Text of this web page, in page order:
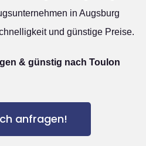
in Augsburg
und günstige Preise.
& günstig nach Toulon
anfragen!